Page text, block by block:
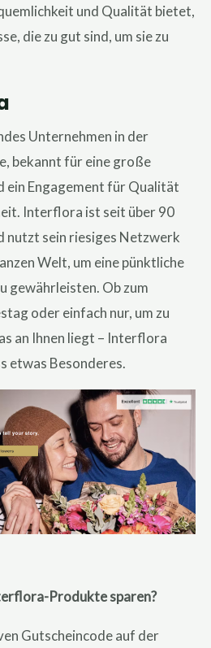
und Qualität bietet,
die zu gut sind, um sie zu
Unternehmen in der
bekannt für eine große
ein Engagement für Qualität
Interflora ist seit über 90
nutzt sein riesiges Netzwerk
Welt, um eine pünktliche
gewährleisten. Ob zum
oder einfach nur, um zu
an Ihnen liegt – Interflora
etwas Besonderes.
Produkte sparen?
Gutscheincode auf der